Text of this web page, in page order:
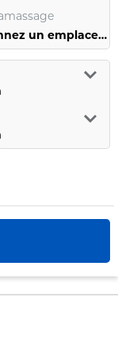
Sélectionnez un emplacement